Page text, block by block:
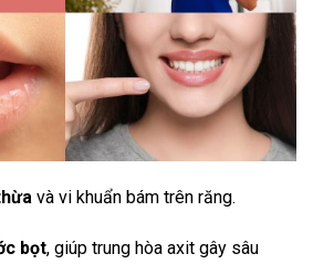
và vi khuẩn bám trên răng.
bọt, giúp trung hòa axit gây sâu